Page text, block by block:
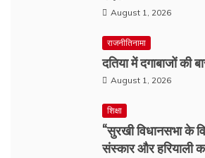
August 1, 2026
राजनीतिनामा
दतिया में दगाबाजों की
August 1, 2026
शिक्षा
“सुरखी विधानसभा के
संस्कार और हरियाली